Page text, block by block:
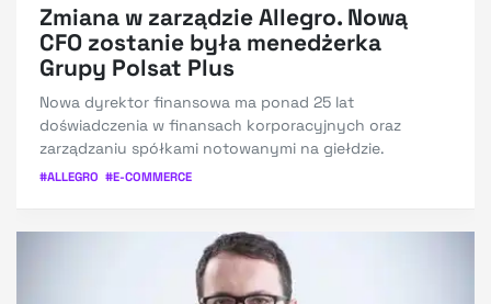
Zmiana w zarządzie Allegro. Nową
CFO zostanie była menedżerka
Grupy Polsat Plus
Nowa dyrektor finansowa ma ponad 25 lat
doświadczenia w finansach korporacyjnych oraz
zarządzaniu spółkami notowanymi na giełdzie.
#ALLEGRO #E-COMMERCE